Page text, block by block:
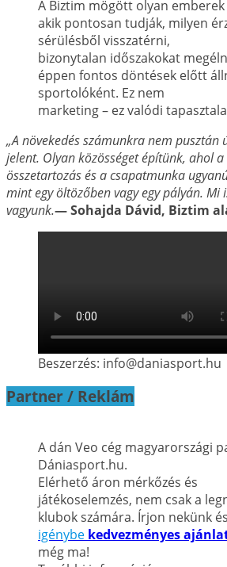
A Biztim mögött olyan emberek
akik pontosan tudják, milyen
sérülésből visszatérni,
bizonytalan időszakokat
éppen fontos döntések előtt
sportolóként. Ez nem
marketing – ez valódi
„A növekedés számunkra nem pusztán
jelent. Olyan közösséget építünk, ahol a
összetartozás és a csapatmunka
mint egy öltözőben vagyegy pályán. Mi
vagyunk.— Sohajda Dávid, Biztim
Beszerzés: info@daniasport.hu
Partner / Reklám
A dán Veo cég magyarországi
Dániasport.hu.
Elérhető áron mérkőzés és
játékoselemzés, nem csak a
klubok számára. Írjon nekünk és
igénybe kedvezményes
még ma!